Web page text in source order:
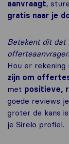
aanvraagt,
gratis naar je
Betekent dit dat
Hou er rekening
zijn om
met positieve,
goede reviews
groter de kans
je Sirelo profiel.